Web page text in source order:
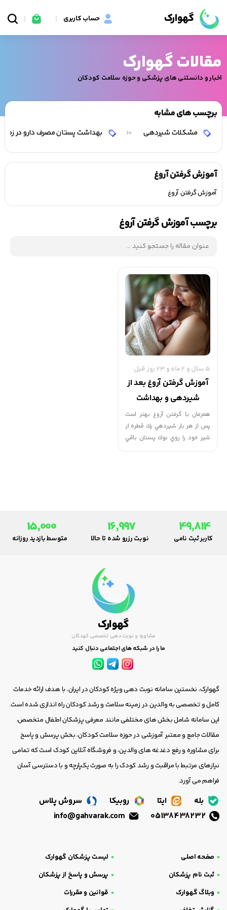
گهوارک حساب کاربری
مقالات گهوارک
اخبار و دانستنی های پزشکی و حوزه سلامت کودکان
برچسب های مشابه
مشکلات شیردهی 10 بهداشت پستان مصرف دارو در
آموزش گرفتن آروغ
آموزش گرفتن آروغ
برچسب آموزش گرفتن آروغ
5 سال و 2 ماه و 23 روز قبل
آموزش گرفتن آروغ بعد از
شیردهی و بهداشت
پستان
همزمان با گرفتن آروغ بهتر است
پس از هر بار شيردهي يك قطره از
شير خود را روي نوك پستان باقي
49,814
کاربر ثبت نامی
16,997
نوبت رزرو شده تا حالا
15,000
متوسط بازدید روزانه
گهوارک
مشاوره و نوبت دهی تخصصی کودکان
ما را در شبکه های اجتماعی دنبال کنید
گهوارک، نخستین سامانه نوبت دهی ویژه کودکان در ایران، با هدف ارائه خدمات
کامل و تخصصی به والدین در زمینه سلامت و رشد کودکان راه اندازی شده است.
این سامانه شامل بخش های مختلفی مانند معرفی پزشکان اطفال متخصص،
مقالات جامع و معتبر آموزشی در حوزه سلامت کودکان، بخش پرسش و پاسخ
برای مشاوره و رفع دغدغه های والدین، و فروشگاه آنلاین کودک است که تمامی
نیازهای مرتبط با مراقبت و رشد کودک را به صورت یکپارچه و با دسترسی آسان
فراهم می آورد.
بله ایتا روبیکا
سروش پلاس
صفحه اصلی
لیست پزشکان گهوارک
ثبت نام پزشکان
پرسش و پاسخ از پزشکان
وبلاگ گهوارک
قوانین و مقررات